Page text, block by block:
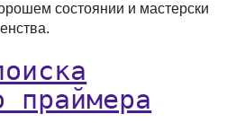
состоянии и мастерски
праймера